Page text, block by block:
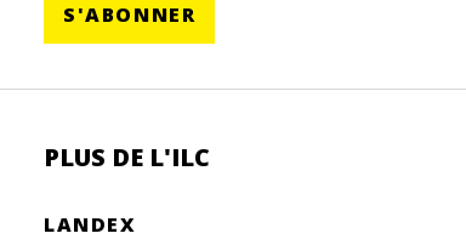
S'ABONNER
PLUS DE L'ILC
LANDEX